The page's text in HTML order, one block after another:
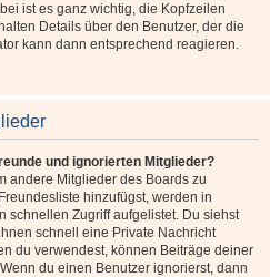
ist es ganz wichtig, die Kopfzeilen
Details über den Benutzer, der die
kann dann entsprechend reagieren.
und ignorierten Mitglieder?
andere Mitglieder des Boards zu
hinzufügst, werden in
schnellen Zugriff aufgelistet. Du siehst
schnell eine Private Nachricht
du verwendest, können Beiträge deiner
du einen Benutzer ignorierst, dann